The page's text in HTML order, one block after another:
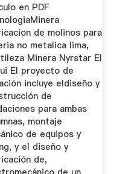
en PDF
de molinos para
no metalica lima,
Minera Nyrstar El
El proyecto de
incluye eldiseño y
de
para ambas
montaje
de equipos y
y el diseño y
de,